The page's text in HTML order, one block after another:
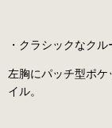
・クラシックなク
左胸にパッチ型ポ
イル。